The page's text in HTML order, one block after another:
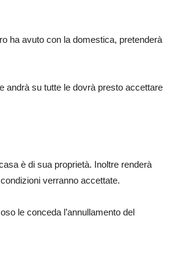
ha avuto con la domestica, pretenderà
andrà su tutte le dovrà presto accettare
è di sua proprietà. Inoltre renderà
verranno accettate.
le conceda l’annullamento del